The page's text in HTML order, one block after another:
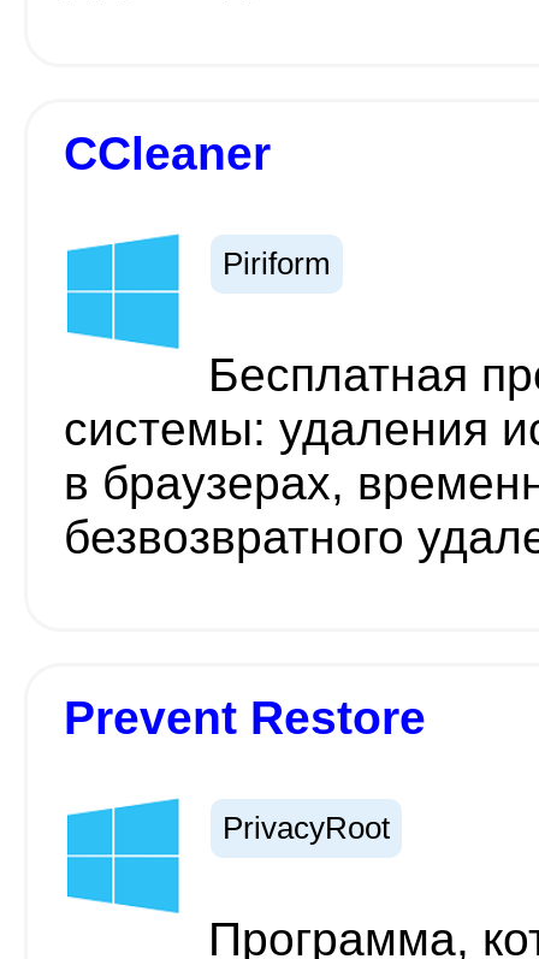
CCleaner
Piriform
Бесплатная
системы: удаления
в браузерах,
безвозвратного
Prevent Restore
PrivacyRoot
Программа,